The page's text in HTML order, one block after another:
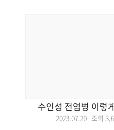
수인성 전염병 이렇
2023.07.20 조회